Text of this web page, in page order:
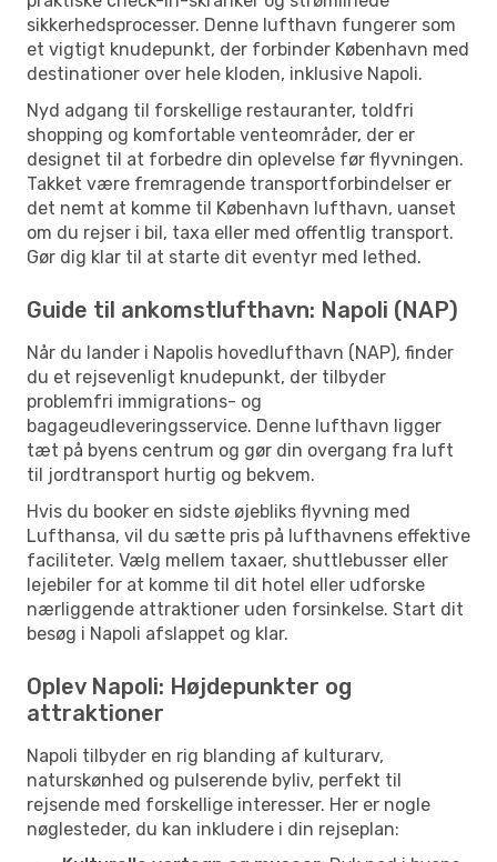
sikkerhedsprocesser. Denne lufthavn fungerer som
et vigtigt knudepunkt, der forbinder København med
destinationer over hele kloden, inklusive Napoli.
Nyd adgang til forskellige restauranter, toldfri
shopping og komfortable venteområder, der er
designet til at forbedre din oplevelse før flyvningen.
Takket være fremragende transportforbindelser er
det nemt at komme til København lufthavn, uanset
om du rejser i bil, taxa eller med offentlig transport.
Gør dig klar til at starte dit eventyr med lethed.
Guide til ankomstlufthavn: Napoli (NAP)
Når du lander i Napolis hovedlufthavn (NAP), finder
du et rejsevenligt knudepunkt, der tilbyder
problemfri immigrations- og
bagageudleveringsservice. Denne lufthavn ligger
tæt på byens centrum og gør din overgang fra luft
til jordtransport hurtig og bekvem.
Hvis du booker en sidste øjebliks flyvning med
Lufthansa, vil du sætte pris på lufthavnens effektive
faciliteter. Vælg mellem taxaer, shuttlebusser eller
lejebiler for at komme til dit hotel eller udforske
nærliggende attraktioner uden forsinkelse. Start dit
besøg i Napoli afslappet og klar.
Oplev Napoli: Højdepunkter og
attraktioner
Napoli tilbyder en rig blanding af kulturarv,
naturskønhed og pulserende byliv, perfekt til
rejsende med forskellige interesser. Her er nogle
nøglesteder, du kan inkludere i din rejseplan: